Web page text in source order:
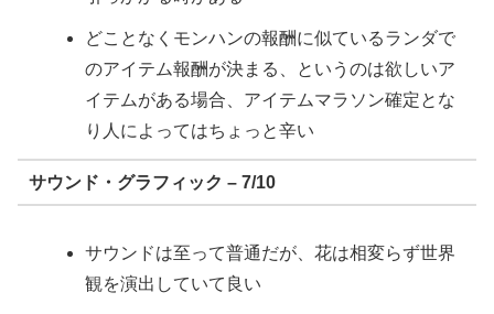
どことなくモンハンの報酬に似ているランダで
のアイテム報酬が決まる、というのは欲しいア
イテムがある場合、アイテムマラソン確定とな
り人によってはちょっと辛い
サウンド・グラフィック – 7/10
サウンドは至って普通だが、花は相変らず世界
観を演出していて良い